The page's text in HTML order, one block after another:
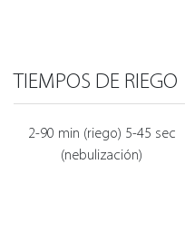
TIEMPOS DE RIEGO
2-90 min (riego) 5-45 sec
(nebulización)